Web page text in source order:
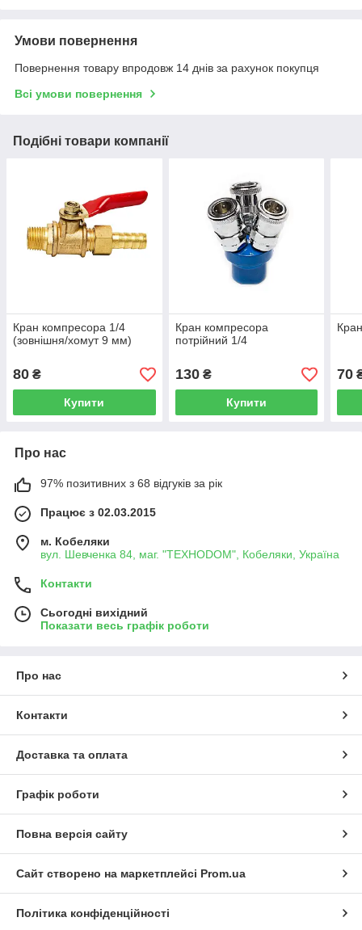
Умови повернення
Повернення товару впродовж 14 днів за рахунок покупця
Всі умови повернення
Подібні товари компанії
Кран компресора 1/4
(зовнішня/хомут 9 мм)
80 ₴
Купити
Кран компресора
потрійний 1/4
130₴
Купити
70
Про нас
97% позитивних з 68 відгуків за рік
Працює з 02.03.2015
м. Кобеляки
вул. Шевченка 84, маг. "ТЕХНОDOM", Кобеляки, Україна
Контакти
Сьогодні вихідний
Показати весь графік роботи
Про нас
Контакти
Доставка та оплата
Графік роботи
Повна версія сайту
Сайт створено на маркетплейсі Prom.ua
Політика конфіденційності